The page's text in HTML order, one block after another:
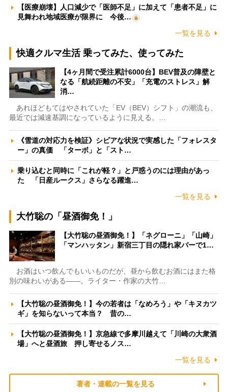
【医療崩壊】人口減少で「医師不足」に加えて「患者不足」に
見舞われ地域医療が限界に 今後…
一覧を見る
快適クルマ生活 乗ってみた、使ってみた
【4ヶ月間で受注累計6000台】BEV普及の障壁と
なる「航続距離の不安」「充電のストレス」解
消…
あれほどもてはやされていた「EV（BEV）シフト」の潮流も、
最近では減速基調になっているように見える。…
《雪道の対応力を検証》シビアな状況で実感した「フォレスタ
ー」の真価 「ターボ」と「スト…
乗り込むと同時に「これが軽？」と戸惑うのには理由があっ
た 「日産ルークス」さらなる躍進…
一覧を見る
大竹聡の「昼酒御免！」
【大竹聡の昼酒御免！】「ネグローニ」「山崎」
「マンハッタン」新宿三丁目の隠れ家バーで1…
お酒はいつ飲んでもいいものだが、昼から飲むお酒にはまた格
別の味わいがある――。ライター・作家の大竹…
【大竹聡の昼酒御免！】今の若者は「なめろう」や「キヌカツ
ギ」を知らないって本当？ 昔の…
【大竹聡の昼酒御免！】京急線で多摩川越えて「川崎の大衆酒
場」へと昼酒旅 押し寄せるノス…
一覧を見る
著者・連載の一覧を見る